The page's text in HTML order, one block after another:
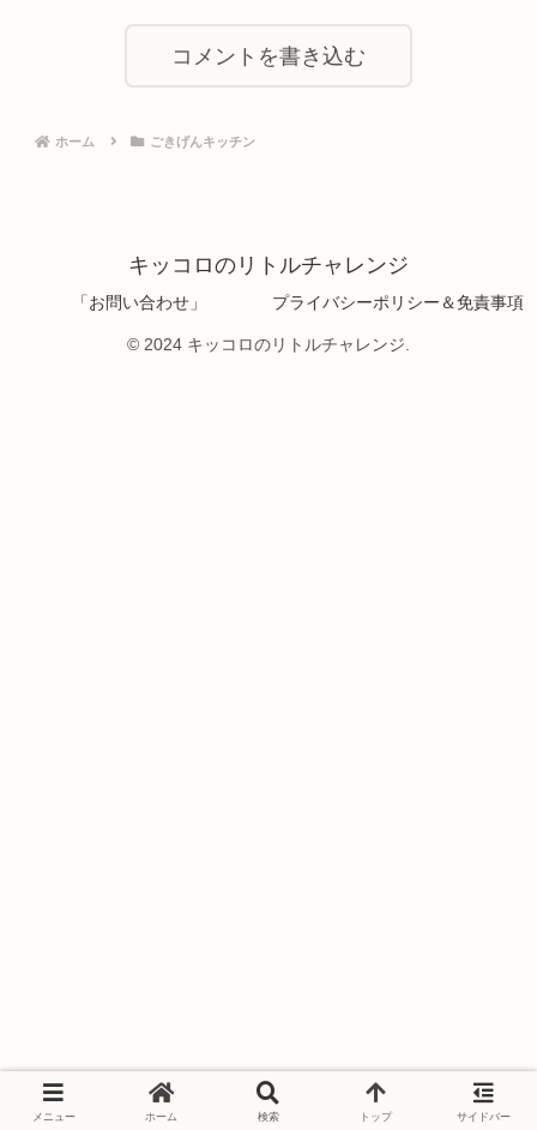
コメントを書き込む
ホーム ごきげんキッチン
キッコロのリトルチャレンジ
「お問い合わせ」 プライバシーポリシー＆免責事項
© 2024 キッコロのリトルチャレンジ.
メニュー ホーム 検索 トップ サイドバー